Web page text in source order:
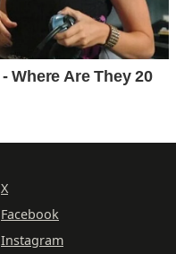
X
Facebook
Instagram